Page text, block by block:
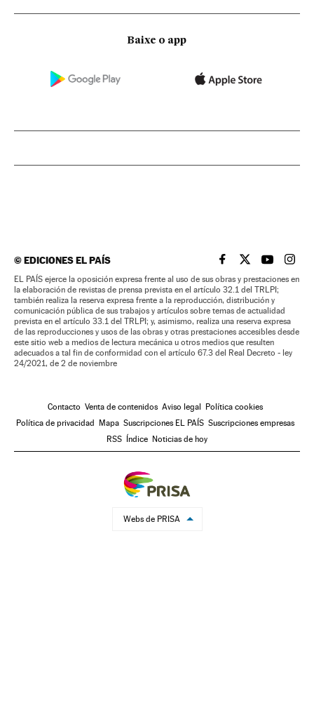
Baixe o app
©EDICIONES EL PAÍS EL PAÍS BRASIL EN
EL PAÍSEL PAÍS
EL
EL PAÍS ejerce la oposición expresa frente al uso de sus obras y prestaciones en
la elaboración de revistas de prensa prevista en el artículo 32.1 del TRLPI;
también realiza la reserva expresa frente a la reproducción, distribución y
comunicación pública de sus trabajos y artículos sobre temas de actualidad
prevista en el artículo 33.1 del TRLPI; y, asimismo, realiza una reserva expresa
de las reproducciones y usos de las obras y otras prestaciones accesibles desde
este sitio web a medios de lectura mecánica u otros medios que resulten
adecuados a tal fin de conformidad con el artículo 67.3 del Real Decreto - ley
24/2021, de 2 de noviembre
Contacto Venta de contenidos Aviso legal
Política cookies
Política de privacidad
Mapa Suscripciones EL PAÍS Suscripciones empresas
RSS
Índice Noticias de hoy
Webs de PRISA